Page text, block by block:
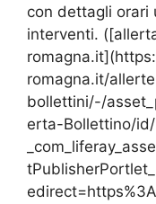
con dettagli orari
interventi.
romagna.it/
bollettini/-/
erta-Bollettino/